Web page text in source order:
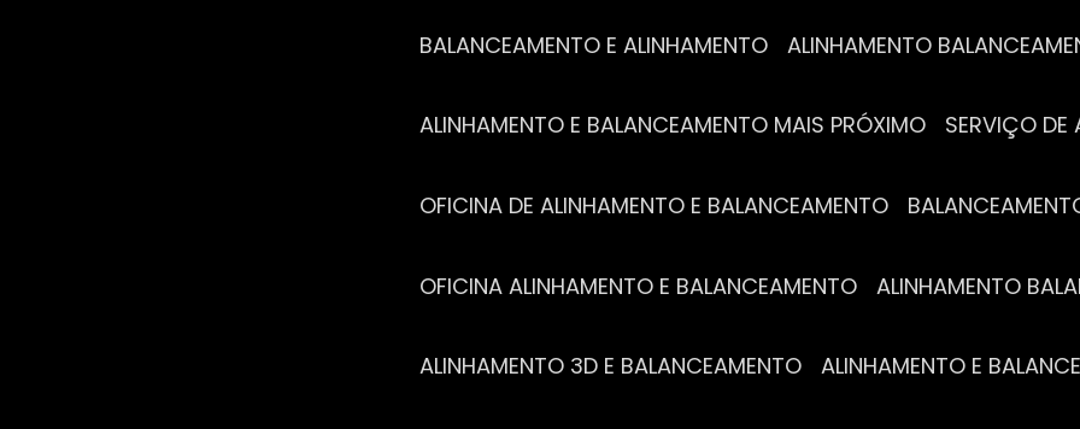
BALANCEAMENTO E ALINHAMENTO ALINHAMENTO
ALINHAMENTO E BALANCEAMENTO MAIS PRÓXIMO SERVIÇO
OFICINA DE ALINHAMENTO E BALANCEAMENTO
OFICINA ALINHAMENTO E BALANCEAMENTO ALINHAMENTO
ALINHAMENTO 3D E BALANCEAMENTO ALINHAMENTO E